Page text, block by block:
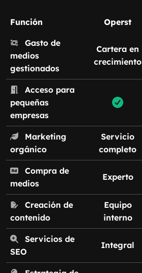
Función Operst
Gasto de
medios
gestionados
Cartera en
crecimiento
Acceso para
pequeñas
empresas
Marketing
orgánico
Servicio
completo
Compra de
medios
Experto
Creación de
contenido
Equipo
interno
Servicios de
SEO
Integral